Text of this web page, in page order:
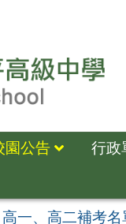
園公告 行政
高一、高二補考